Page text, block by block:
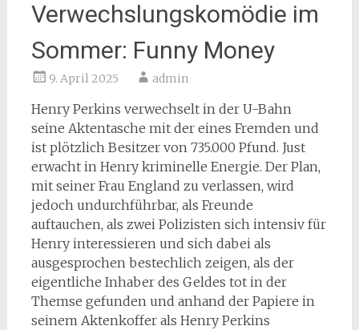
Verwechslungskomödie im
Sommer: Funny Money
9. April 2025 admin
Henry Perkins verwechselt in der U-Bahn
seine Aktentasche mit der eines Fremden und
ist plötzlich Besitzer von 735.000 Pfund. Just
erwacht in Henry kriminelle Energie. Der Plan,
mit seiner Frau England zu verlassen, wird
jedoch undurchführbar, als Freunde
auftauchen, als zwei Polizisten sich intensiv für
Henry interessieren und sich dabei als
ausgesprochen bestechlich zeigen, als der
eigentliche Inhaber des Geldes tot in der
Themse gefunden und anhand der Papiere in
seinem Aktenkoffer als Henry Perkins